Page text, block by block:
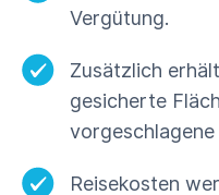
Vergütung.
Zusätzlich
gesicherte
Reisekosten